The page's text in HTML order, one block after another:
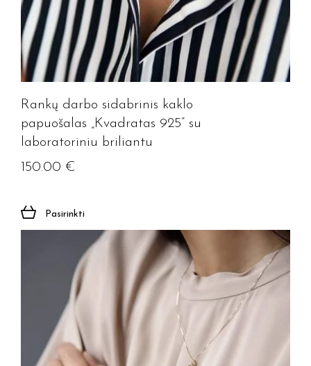
Rankų darbo sidabrinis kaklo
papuošalas „Kvadratas 925” su
laboratoriniu briliantu
150.00 €
Pasirinkti
Prenumeruoti